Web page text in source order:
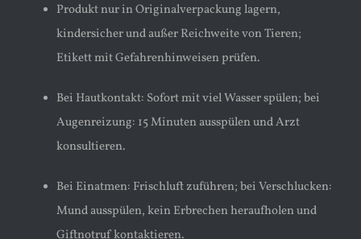
Produkt nur in Originalverpackung lagern,
kindersicher und außer Reichweite von Tieren;
Etikett mit Gefahrenhinweisen prüfen.
Bei Hautkontakt: Sofort mit viel Wasser spülen; bei
Augenreizung: 15 Minuten ausspülen und Arzt
konsultieren.
Bei Einatmen: Frischluft zuführen; bei Verschlucken:
Mund ausspülen, kein Erbrechen heraufholen und
Giftnotruf kontaktieren.